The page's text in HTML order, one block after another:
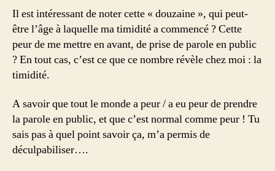
Il est intéressant de noter cette « douzaine », qui peut-
être l’âge à laquelle ma timidité a commencé ? Cette
peur de me mettre en avant, de prise de parole en public
? En tout cas, c’est ce que ce nombre révèle chez moi : la
timidité.
A savoir que tout le monde a peur / a eu peur de prendre
la parole en public, et que c’est normal comme peur ! Tu
sais pas à quel point savoir ça, m’a permis de
déculpabiliser….